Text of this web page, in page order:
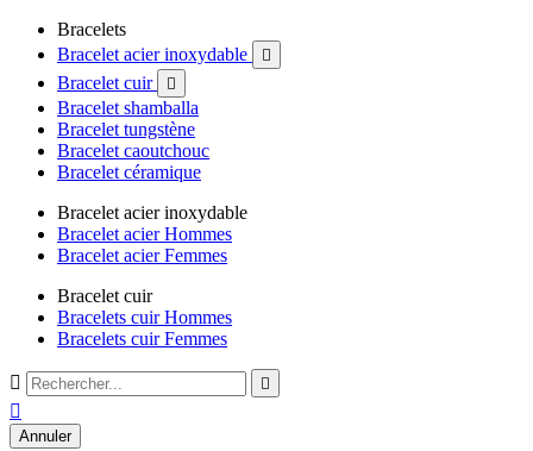
Bracelets
Bracelet acier inoxydable

Bracelet cuir 
Bracelet shamballa
Bracelet tungstène
Bracelet caoutchouc
Bracelet céramique
Bracelet acier inoxydable
Bracelet acier Hommes
Bracelet acier Femmes
Bracelet cuir
Bracelets cuir Hommes
Bracelets cuir Femmes
 

Annuler